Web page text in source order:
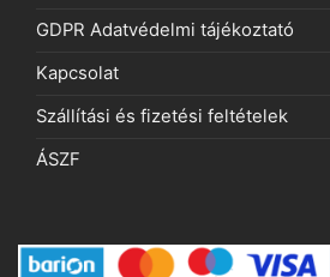
GDPR Adatvédelmi tájékoztató
Kapcsolat
Szállítási és fizetési feltételek
ÁSZF